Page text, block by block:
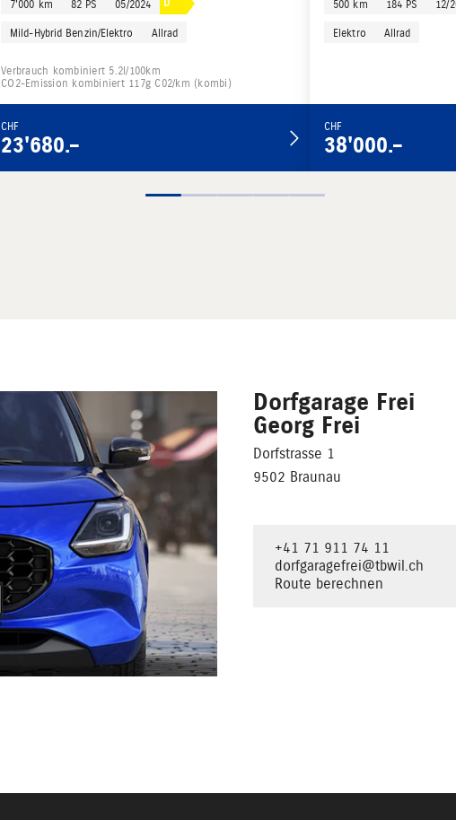
7'000 km 82 PS 05/2024
Mild-Hybrid Benzin/Elektro Allrad
Verbrauch kombiniert 5.2l/100km
CO2-Emission kombiniert 117g C02/km (kombi)
CHF
23'680.–
500 km 184 PS 12/
Elektro Allrad
CHF
38'000.–
Dorfgarage Frei
Georg Frei
Dorfstrasse 1
9502 Braunau
+41 71 911 74 11
dorfgaragefrei@tbwil.ch
Route berechnen